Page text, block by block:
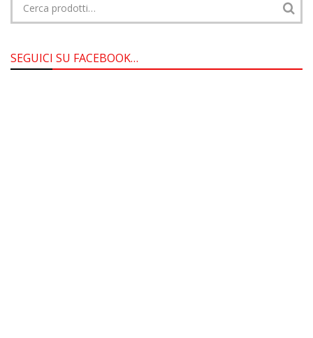
SEGUICI SU FACEBOOK…